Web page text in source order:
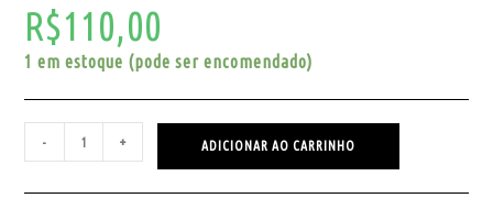
R$110,00
1 em estoque (pode ser encomendado)
- + ADICIONAR AO CARRINHO